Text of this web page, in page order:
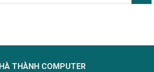
HÀ THÀNH COMPUTER